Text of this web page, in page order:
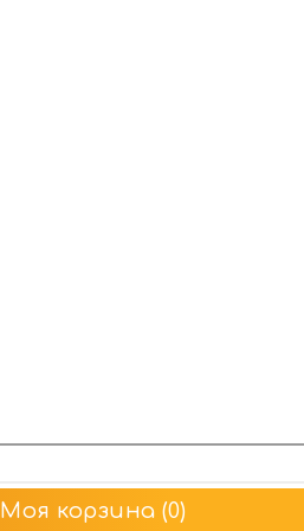
Моя корзина (0)